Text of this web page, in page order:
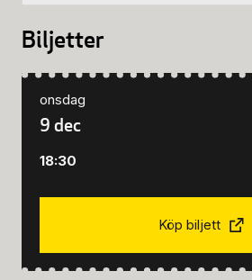
Biljetter
onsdag
9 dec
18:30
Köp biljett